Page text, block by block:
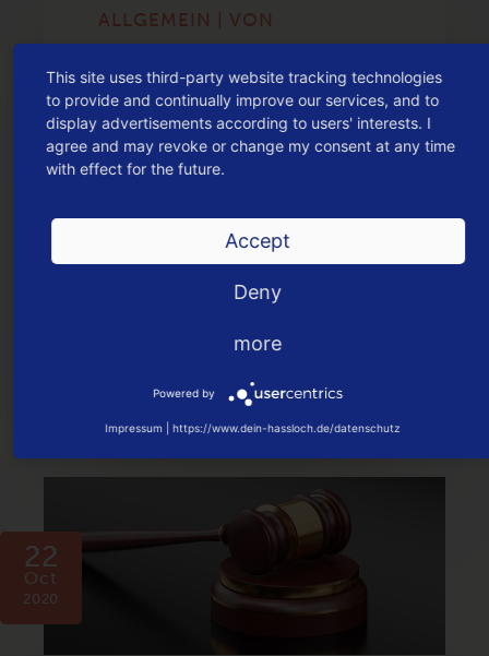
ALLGEMEIN | VON
INNOFABRIK DEIN HASSLOCH
HASSLOCHER REAL M
ARKT SCHLIESST ZU
M 30.09.2021
heutigen Tag bekannt, dass der
operative Geschäftsbetrieb des
real Marktes Haßloch, Hans-
September endet.
22
Oct
2020
This site uses third-party website tracking technologies
to provide and continually improve our services, and to
display advertisements according to users' interests. I
agree and may revoke or change my consent at any time
with effect for the future.
Accept
Deny
more
Powered by
Impressum https://www.dein-hassloch.de/datenschutz